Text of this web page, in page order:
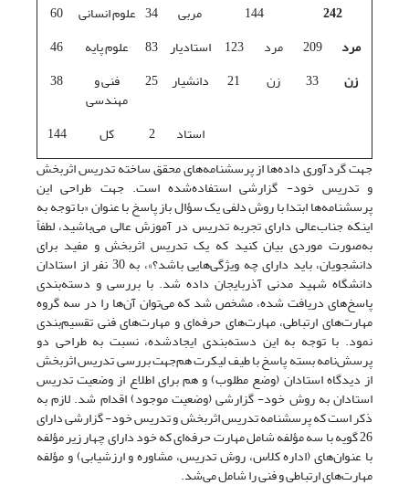
242
144 مربی 34 علوم انسانی
60
مرد
209 مرد 123 استادیار 83 علوم پایه
46
زن
33 زن 21 دانشیار 25 فنی و
مهندسی
38
استاد 2 کل
144
جهت گردآوری داده‌ها از پرسشنامه‌های محقق ساخته تدریس اثربخش
و تدریس خود- گزارشی استفاده‌شده است. جهت طراحی این
پرسشنامه‌ها ابتدا با روش دلفی یک سؤال باز پاسخ با عنوان «با توجه به
اینکه جناب‌عالی دارای تجربه تدریس در آموزش عالی می‌باشید، لطفاً
به‌صورت موردی بیان کنید که یک تدریس اثربخش و مفید برای
دانشجویان، باید دارای چه ویژگی‌هایی باشد؟»، به 30 نفر از استادان
دانشگاه شهید مدنی آذربایجان داده شد. با بررسی و دسته‌بندی
پاسخ‌های دریافت شده، مشخص شد که می‌توان آن‌ها را در سه گروه
مهارت‌های ارتباطی، مهارت‌های حرفه‌ای و مهارت‌های فنی تقسیم‌بندی
نمود. با توجه به این دسته‌بندی ایجادشده، نسبت به طراحی دو
پرسش‌نامه بسته پاسخ با طیف لیکرت هم‌جهت بررسی تدریس اثربخش
از دیدگاه استادان (وضع مطلوب) و هم برای اطلاع از وضعیت تدریس
استادان به روش خود- گزارشی (وضعیت موجود) اقدام شد. لازم به
ذکر است که پرسشنامه تدریس اثربخش و تدریس خود- گزارشی دارای
26 گویه با سه مؤلفه شامل مهارت حرفه‌ای که خود دارای چهار زیر مؤلفه
با عنوان‌های (اداره کلاس، روش تدریس، مشاوره و ارزشیابی) و مؤلفه
مهارت‌های ارتباطی و فنی را شامل می‌شد.